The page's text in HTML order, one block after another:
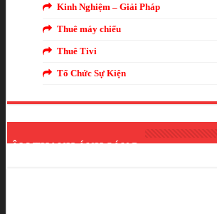
Kinh Nghiệm – Giải Pháp
Thuê máy chiếu
Thuê Tivi
Tổ Chức Sự Kiện
ÂM THANH ÁNH SÁNG